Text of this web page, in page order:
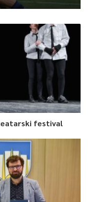
Krupe i drugim
pruža
služba
i druge
događaja u
drugoplasirani je
BiH vodi Saša Savić
festival